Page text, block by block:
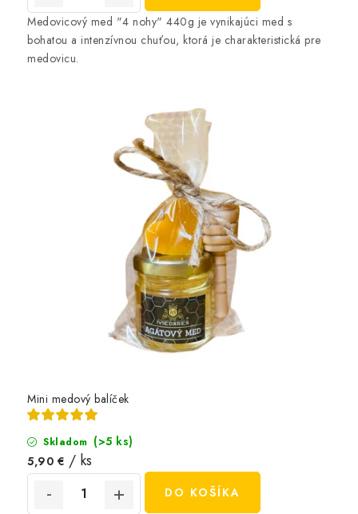
Medovicový med "4 nohy" 440g je vynikajúci med s
bohatou a intenzívnou chuťou, ktorá je charakteristická pre
medovicu.
Mini medový balíček
Skladom (>5 ks)
5,90 € / ks
DO KOŠÍKA